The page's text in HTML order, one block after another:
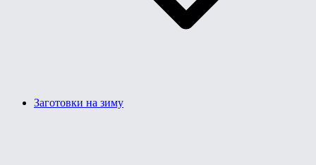
Заготовки на зиму